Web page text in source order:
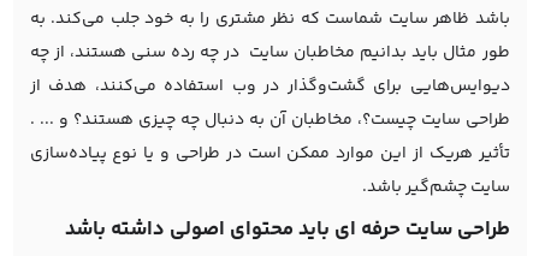
باشد ظاهر سایت شماست که نظر مشتری را به خود جلب می‌کند. به
طور مثال باید بدانیم مخاطبان سایت در چه رده سنی هستند، از چه
دیوایس‌هایی برای گشت‌و‌گذار در وب استفاده می‌کنند، هدف از
طراحی سایت چیست؟، مخاطبان آن به دنبال چه چیزی هستند؟ و ... .
تأثیر هریک از این موارد ممکن است در طراحی و یا نوع پیاده‌سازی
سایت چشم‌گیر باشد.
طراحی سایت حرفه ای باید محتوای اصولی داشته باشد